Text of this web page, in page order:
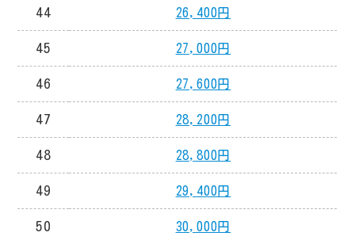
44 26,400円
45 27,000円
46 27,600円
47 28,200円
48 28,800円
49 29,400円
50 30,000円